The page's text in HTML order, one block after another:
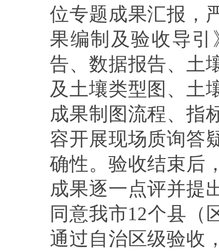
位专题成果汇报，
果编制及验收导
告、数据报告、土
及土壤类型图、土
成果制图流程、指
容开展现场质询答
确性。验收结束后
成果逐一点评并提
同意我市12个县（
通过自治区级验收